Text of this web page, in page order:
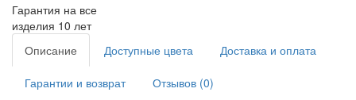
Гарантия на все
изделия 10 лет
Описание
Доступные цвета Доставка и оплата
Гарантии и возврат Отзывов (0)